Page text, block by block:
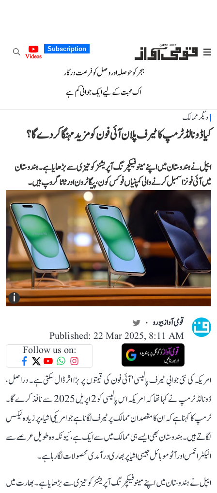
Subscription
Videos
ہجر کو حوصلہ اور وصل کو فرصت درکار
اک محبت کے لیے ایک جوانی کم ہے
دیگر ممالک
کیا ڈونالڈ ٹرمپ کا ٹیرف پلان آئی فون کو مزید مہنگا کر دے گا؟
ایپل نے ہندوستان میں اپنے مینوفیکچرنگ آپریشنز کو تیزی سے بڑھایا ہے۔ ہندوستان
میں آئی فونز اسمبل کرنے والی کمپنیاں فوکس کون، پیگاٹرون اور ٹاٹا گروپ ہیں۔
i
قومی آواز بیورو
Published: 22 Mar 2025, 8:11 AM
Follow us on:
امریکہ کی نئی جوابی ٹیرف پالیسی' آئی فون کی قیمتوں پر بڑا اثر ڈال سکتی ہے۔ دراصل،
ڈونالڈ ٹرمپ نے کہا تھا کہ امریکہ اس پالیسی کو 2 اپریل 2025 سے نافذ کرے گا۔
ٹرمپ کا کہنا ہے کہ ان کا مقصد ان ممالک پر ٹیرف لگانا ہے جو امریکی اشیاء پر زیادہ ٹیکس
لگاتے ہیں۔ ہندوستان بھی ایسے ہی ممالک میں سے ایک ہے، کیونکہ وہ طویل عرصے سے
الیکٹرانکس اور آٹوموبائل جیسی اشیا پر بھاری درآمدی محصولات لگا رہا ہے۔
ایپل نے ہندوستان میں اپنے مینوفیکچرنگ آپریشنز کو تیزی سے بڑھایا ہے۔ بھارت میں